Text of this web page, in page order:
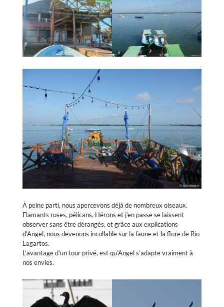
À peine parti, nous apercevons déjà de nombreux oiseaux.
Flamants roses, pélicans, Hérons et j’en passe se laissent
observer sans être dérangés, et grâce aux explications
d’Angel, nous devenons incollable sur la faune et la flore de Rio
Lagartos.
L’avantage d’un tour privé, est qu’Angel s’adapte vraiment à
nos envies.